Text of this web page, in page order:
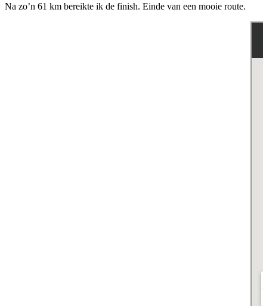
Na zo’n 61 km bereikte ik de finish. Einde van een mooie route.